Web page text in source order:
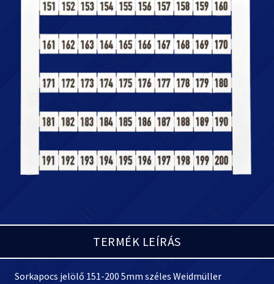
TERMÉK LEÍRÁS
Sorkapocs jelölő 151-200 5mm széles Weidmüller